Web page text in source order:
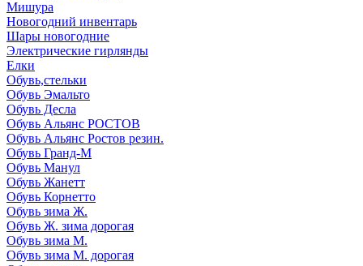
Мишура
Новогодний инвентарь
Шары новогодние
Электрические гирлянды
Елки
Обувь,стельки
Обувь Эмальто
Обувь Десла
Обувь Альянс РОСТОВ
Обувь Альянс Ростов резин.
Обувь Гранд-М
Обувь Манул
Обувь Жанетт
Обувь Корнетто
Обувь зима Ж.
Обувь Ж. зима дорогая
Обувь зима М.
Обувь зима М. дорогая